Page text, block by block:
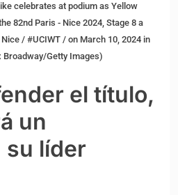
celebrates at podium as Yellow
82nd Paris - Nice 2024, Stage 8 a
/ #UCIWT / on March 10, 2024 in
Broadway/Getty Images)
el título,
un
su líder